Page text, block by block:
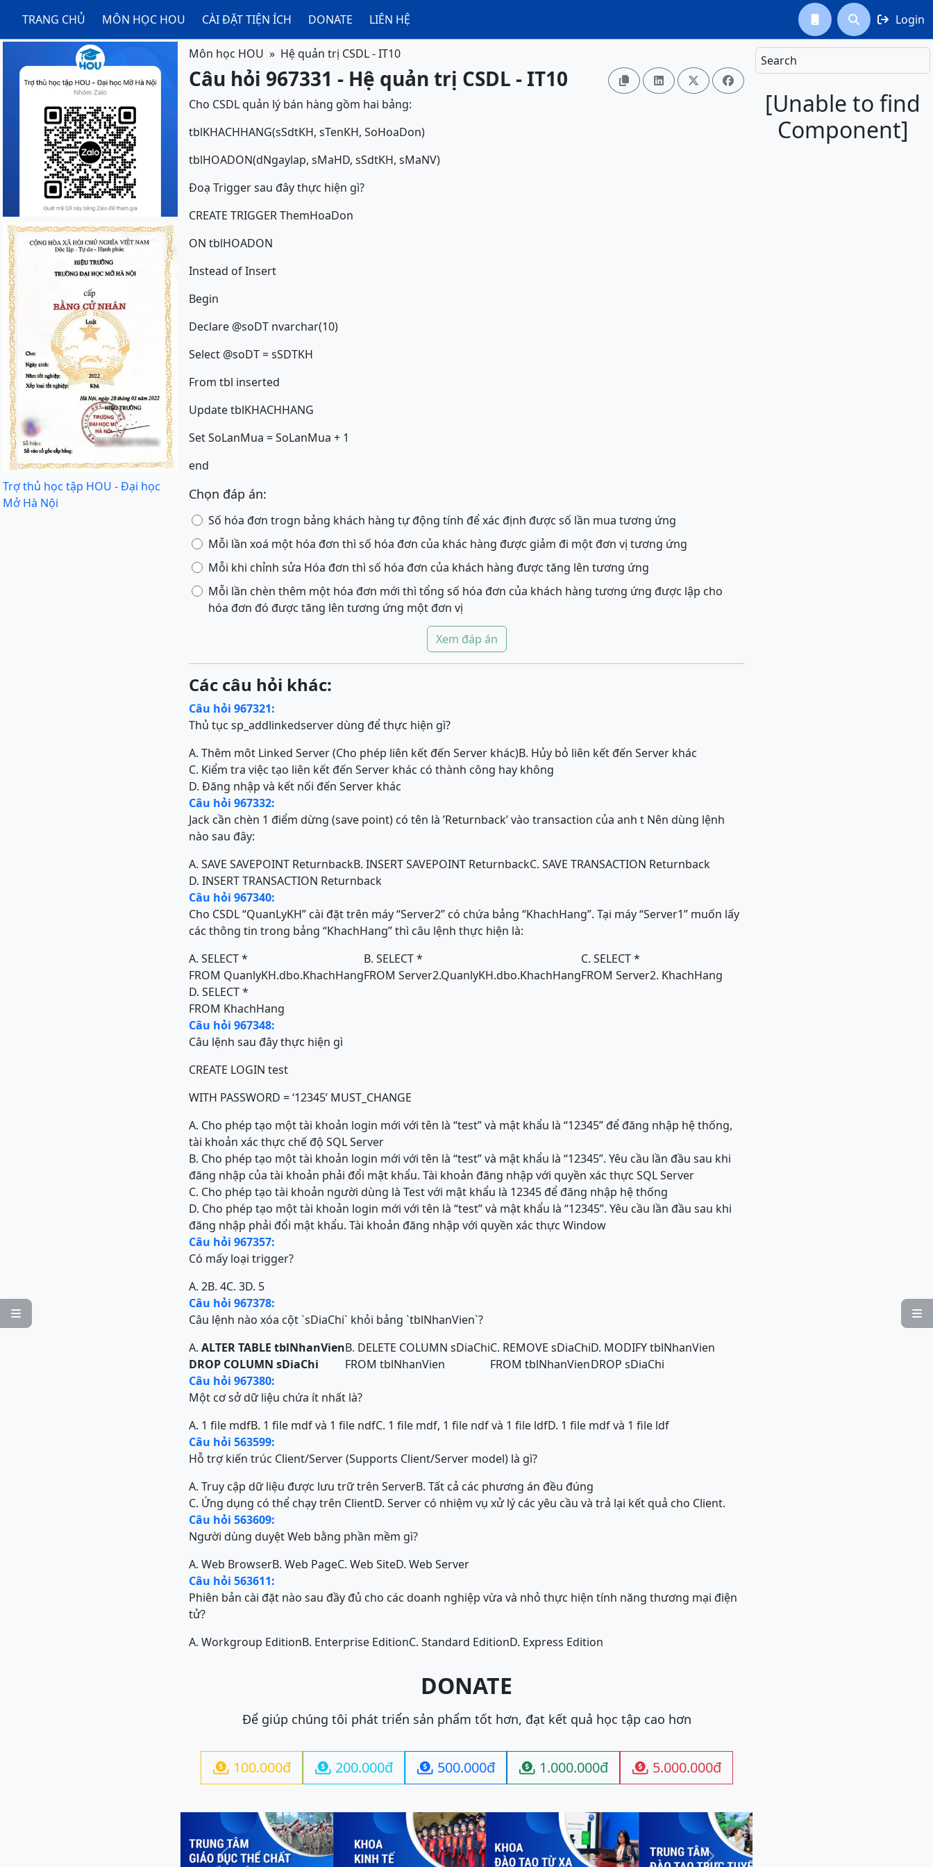
TRANG CHỦ MÔN HỌC HOU CÀI ĐẶT TIỆN ÍCH DONATE LIÊN HỆ   Login

Search
[Unable to find
Component]

Trợ thủ học tập HOU - Đại học
Mở Hà Nội
Môn học HOU Hệ quản trị CSDL - IT10
Câu hỏi 967331 - Hệ quản trị CSDL - IT10    
Cho CSDL quản lý bán hàng gồm hai bảng:
tblKHACHHANG(sSdtKH, sTenKH, SoHoaDon)
tblHOADON(dNgaylap, sMaHD, sSdtKH, sMaNV)
Đoạ Trigger sau đây thực hiện gì?
CREATE TRIGGER ThemHoaDon
ON tblHOADON
Instead of Insert
Begin
Declare @soDT nvarchar(10)
Select @soDT = sSDTKH
From tbl inserted
Update tblKHACHHANG
Set SoLanMua = SoLanMua + 1
end
Chọn đáp án:
Số hóa đơn trogn bảng khách hàng tự động tính để xác định được số lần mua tương ứng
Mỗi lần xoá một hóa đơn thì số hóa đơn của khác hàng được giảm đi một đơn vị tương ứng
Mỗi khi chỉnh sửa Hóa đơn thì số hóa đơn của khách hàng được tăng lên tương ứng
Mỗi lần chèn thêm một hóa đơn mới thì tổng số hóa đơn của khách hàng tương ứng được lập cho
hóa đơn đó được tăng lên tương ứng một đơn vị
Xem đáp án
Các câu hỏi khác:
Câu hỏi 967321:
Thủ tục sp_addlinkedserver dùng để thực hiện gì?
A. Thêm môt Linked Server (Cho phép liên kết đến Server khác)B. Hủy bỏ liên kết đến Server khác
C. Kiểm tra việc tạo liên kết đến Server khác có thành công hay không
D. Đăng nhập và kết nối đến Server khác
Câu hỏi 967332:
Jack cần chèn 1 điểm dừng (save point) có tên là ’Returnback’ vào transaction của anh t Nên dùng lệnh
nào sau đây:
A. SAVE SAVEPOINT ReturnbackB. INSERT SAVEPOINT ReturnbackC. SAVE TRANSACTION Returnback
D. INSERT TRANSACTION Returnback
Câu hỏi 967340:
Cho CSDL “QuanLyKH” cài đặt trên máy “Server2” có chứa bảng “KhachHang”. Tại máy “Server1” muốn lấy
các thông tin trong bảng “KhachHang” thì câu lệnh thực hiện là:
A. SELECT *
FROM QuanlyKH.dbo.KhachHang
B. SELECT *
FROM Server2.QuanlyKH.dbo.KhachHang
C. SELECT *
FROM Server2. KhachHang
D. SELECT *
FROM KhachHang
Câu hỏi 967348:
Câu lệnh sau đây thực hiện gì
CREATE LOGIN test
WITH PASSWORD = ‘12345’ MUST_CHANGE
A. Cho phép tạo một tài khoản login mới với tên là “test” và mật khẩu là “12345” để đăng nhập hệ thống,
tài khoản xác thực chế độ SQL Server
B. Cho phép tạo một tài khoản login mới với tên là “test” và mật khẩu là “12345”. Yêu cầu lần đầu sau khi
đăng nhập của tài khoản phải đổi mật khẩu. Tài khoản đăng nhập với quyền xác thực SQL Server
C. Cho phép tạo tài khoản người dùng là Test với mật khẩu là 12345 để đăng nhập hệ thống
D. Cho phép tạo một tài khoản login mới với tên là “test” và mật khẩu là “12345”. Yêu cầu lần đầu sau khi
đăng nhập phải đổi mật khẩu. Tài khoản đăng nhập với quyền xác thực Window
Câu hỏi 967357:
Có mấy loại trigger?
A. 2B. 4C. 3D. 5
Câu hỏi 967378:
Câu lệnh nào xóa cột `sDiaChi` khỏi bảng `tblNhanVien`?
A. ALTER TABLE tblNhanVien
DROP COLUMN sDiaChi
B. DELETE COLUMN sDiaChi
FROM tblNhanVien
C. REMOVE sDiaChi
FROM tblNhanVien
D. MODIFY tblNhanVien
DROP sDiaChi
Câu hỏi 967380:
Một cơ sở dữ liệu chứa ít nhất là?
A. 1 file mdfB. 1 file mdf và 1 file ndfC. 1 file mdf, 1 file ndf và 1 file ldfD. 1 file mdf và 1 file ldf
Câu hỏi 563599:
Hỗ trợ kiến trúc Client/Server (Supports Client/Server model) là gì?
A. Truy cập dữ liệu được lưu trữ trên ServerB. Tất cả các phương án đều đúng
C. Ứng dụng có thể chạy trên ClientD. Server có nhiệm vụ xử lý các yêu cầu và trả lại kết quả cho Client.
Câu hỏi 563609:
Người dùng duyệt Web bằng phần mềm gì?
A. Web BrowserB. Web PageC. Web SiteD. Web Server
Câu hỏi 563611:
Phiên bản cài đặt nào sau đầy đủ cho các doanh nghiệp vừa và nhỏ thực hiện tính năng thương mại điện
tử?
A. Workgroup EditionB. Enterprise EditionC. Standard EditionD. Express Edition
DONATE
Để giúp chúng tôi phát triển sản phẩm tốt hơn, đạt kết quả học tập cao hơn
 100.000đ  200.000đ  500.000đ  1.000.000đ  5.000.000đ
Previous Next